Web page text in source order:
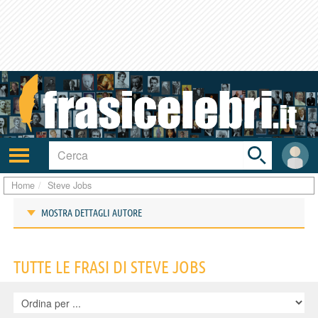
Attiva/disattiva
navigazione
User
area
Toggle
search
bar
Home Steve Jobs
MOSTRA DETTAGLI AUTORE
TUTTE LE FRASI DI STEVE JOBS